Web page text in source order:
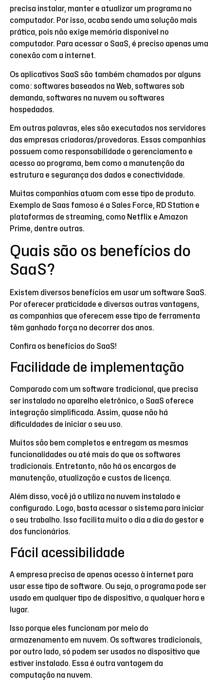
precisa instalar, manter e atualizar um programa no
computador. Por isso, acaba sendo uma solução mais
prática, pois não exige memória disponível no
computador. Para acessar o SaaS, é preciso apenas uma
conexão com a internet.
Os aplicativos SaaS são também chamados por alguns
como: softwares baseados na Web, softwares sob
demanda, softwares na nuvem ou softwares
hospedados.
Em outras palavras, eles são executados nos servidores
das empresas criadoras/provedoras. Essas companhias
possuem como responsabilidade o gerenciamento e
acesso ao programa, bem como a manutenção da
estrutura e segurança dos dados e conectividade.
Muitas companhias atuam com esse tipo de produto.
Exemplo de Saas famoso é a Sales Force, RD Station e
plataformas de streaming, como Netflix e Amazon
Prime, dentre outras.
Quais são os benefícios do
SaaS?
Existem diversos benefícios em usar um software SaaS.
Por oferecer praticidade e diversas outras vantagens,
as companhias que oferecem esse tipo de ferramenta
têm ganhado força no decorrer dos anos.
Confira os benefícios do SaaS!
Facilidade de implementação
Comparado com um software tradicional, que precisa
ser instalado no aparelho eletrônico, o SaaS oferece
integração simplificada. Assim, quase não há
dificuldades de iniciar o seu uso.
Muitos são bem completos e entregam as mesmas
funcionalidades ou até mais do que os softwares
tradicionais. Entretanto, não há os encargos de
manutenção, atualização e custos de licença.
Além disso, você já o utiliza na nuvem instalado e
configurado. Logo, basta acessar o sistema para iniciar
o seu trabalho. Isso facilita muito o dia a dia do gestor e
dos funcionários.
Fácil acessibilidade
A empresa precisa de apenas acesso à internet para
usar esse tipo de software. Ou seja, o programa pode ser
usado em qualquer tipo de dispositivo, a qualquer hora e
lugar.
Isso porque eles funcionam por meio do
armazenamento em nuvem. Os softwares tradicionais,
por outro lado, só podem ser usados no dispositivo que
estiver instalado. Essa é outra vantagem da
computação na nuvem.